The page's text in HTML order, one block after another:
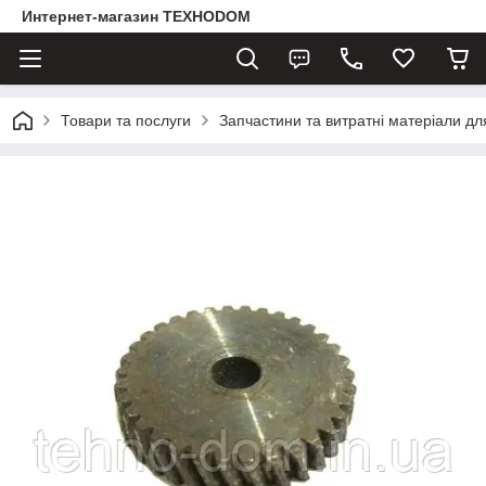
Интернет-магазин ТЕХНОDOM
Товари та послуги Запчастини та витратні матеріали